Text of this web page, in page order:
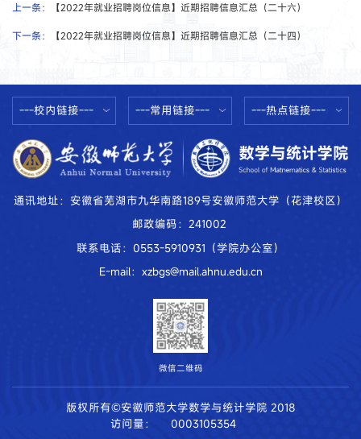
上一条： 【2022年就业招聘岗位信息】近期招聘信息汇总（二十六）
下一条： 【2022年就业招聘岗位信息】近期招聘信息汇总（二十四）
---校内链接--- ---常用链接--- ---热点链接---
通讯地址：安徽省芜湖市九华南路189号安徽师范大学（花津校区）
邮政编码：241002
联系电话：0553-5910931（学院办公室）
E-mail：xzbgs@mail.ahnu.edu.cn
微信二维码
版权所有©安徽师范大学数学与统计学院 2018
访问量：
0003105354